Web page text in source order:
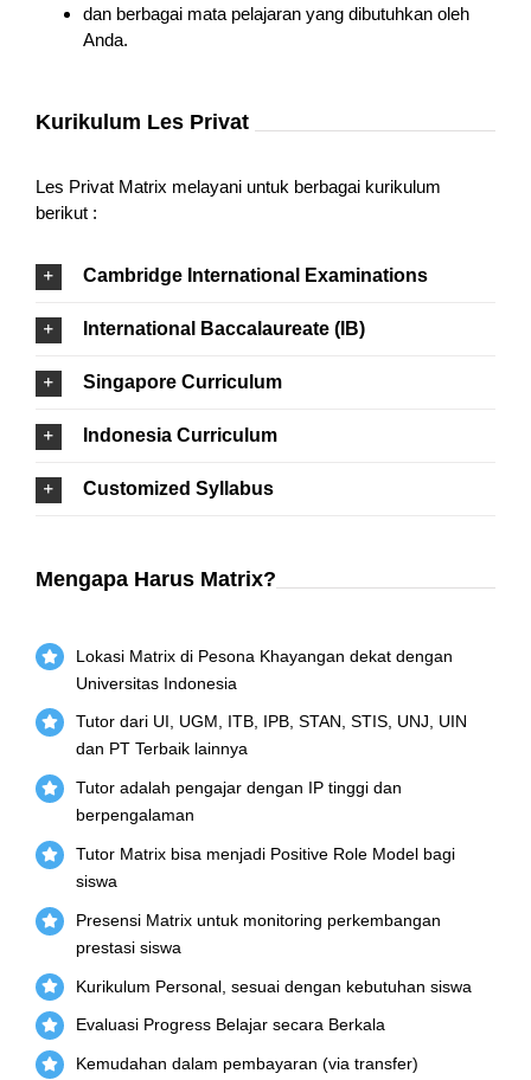
dan berbagai mata pelajaran yang dibutuhkan oleh
Anda.
Kurikulum Les Privat
Les Privat Matrix melayani untuk berbagai kurikulum
berikut :
Cambridge International Examinations
International Baccalaureate (IB)
Singapore Curriculum
Indonesia Curriculum
Customized Syllabus
Mengapa Harus Matrix?
Lokasi Matrix di Pesona Khayangan dekat dengan
Universitas Indonesia
Tutor dari UI, UGM, ITB, IPB, STAN, STIS, UNJ, UIN
dan PT Terbaik lainnya
Tutor adalah pengajar dengan IP tinggi dan
berpengalaman
Tutor Matrix bisa menjadi Positive Role Model bagi
siswa
Presensi Matrix untuk monitoring perkembangan
prestasi siswa
Kurikulum Personal, sesuai dengan kebutuhan siswa
Evaluasi Progress Belajar secara Berkala
Kemudahan dalam pembayaran (via transfer)